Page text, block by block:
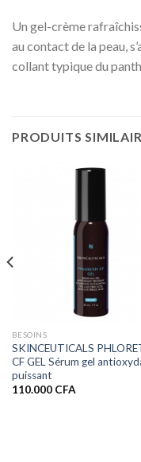
Un gel-crème
au contact de la peau,
collant typique du
PRODUITS
BESOINS
SKINCEUTICALS
CF GEL Sérum gel
puissant
110.000 CFA